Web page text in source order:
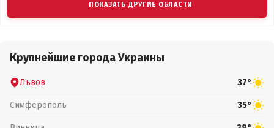
ПОКАЗАТЬ ДРУГИЕ ОБЛАСТИ
Крупнейшие города Украины
Львов 37°
Симферополь 35°